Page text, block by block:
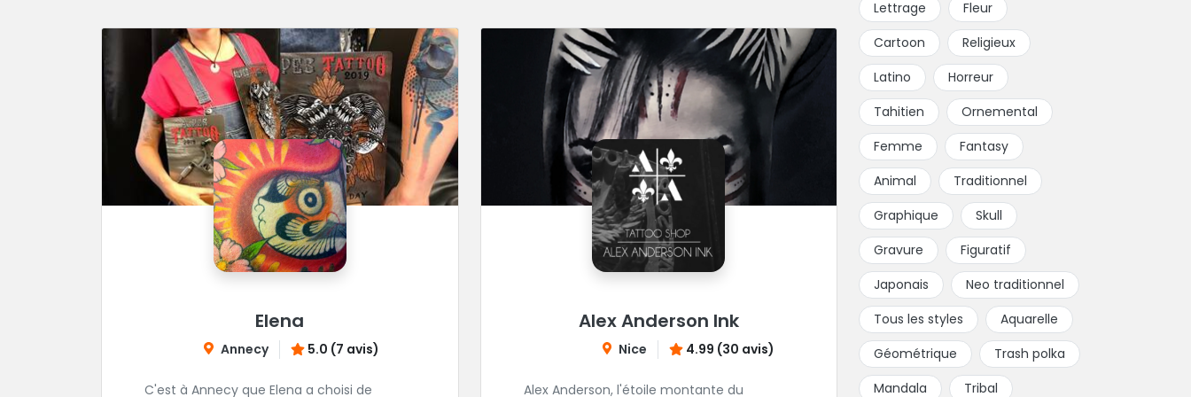
Elena
Annecy 5.0 (7 avis)
C'est à Annecy que Elena a choisi de
Alex Anderson Ink
Nice 4.99 (30 avis)
Alex Anderson, l'étoile montante du
Lettrage
Fleur
Cartoon
Religieux
Latino
Horreur
Tahitien
Ornemental
Femme
Fantasy
Animal
Traditionnel
Graphique
Skull
Gravure
Figuratif
Japonais
Neo traditionnel
Tous les styles
Aquarelle
Géométrique
Trash polka
Mandala
Tribal